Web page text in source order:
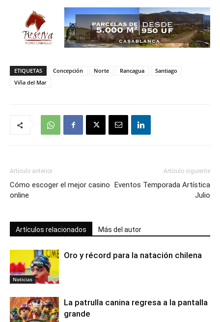
ETIQUETAS Concepción Norte Rancagua
Santiago
Viña del Mar
Artículo anterior
Cómo escoger el mejor casino
online
Artículo siguiente
Eventos Temporada Artística
Julio
Artículos relacionados Más del autor
Noticias
Oro y récord para la natación chilena
La patrulla canina regresa a la pantalla
grande